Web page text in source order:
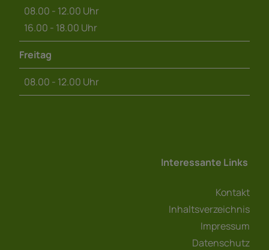
08.00 - 12.00 Uhr
16.00 - 18.00 Uhr
Freitag
08.00 - 12.00 Uhr
Interessante Links
Kontakt
Inhaltsverzeichnis
Impressum
Datenschutz